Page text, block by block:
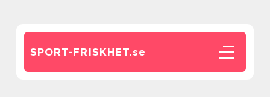
SPORT-FRISKHET.se